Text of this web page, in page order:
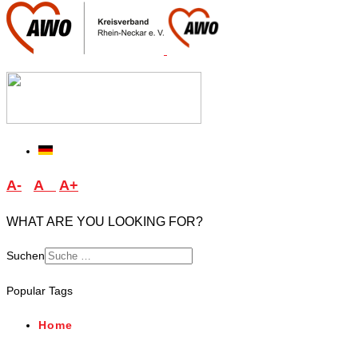
A- A A+
WHAT ARE YOU LOOKING FOR?
Suchen
for results.
Popular Tags
Home